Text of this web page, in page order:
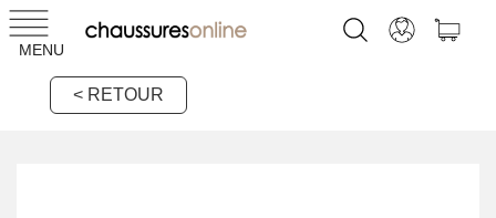
MENU
< RETOUR